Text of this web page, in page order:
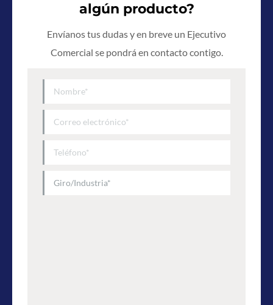
algún producto?
Envíanos tus dudas y en breve un Ejecutivo
Comercial se pondrá en contacto contigo.